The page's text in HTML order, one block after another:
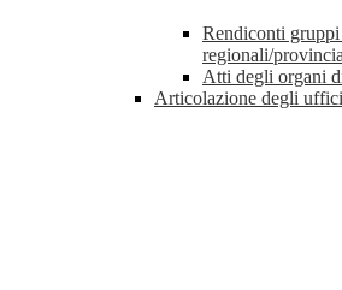
Rendiconti
regionali/
Atti degli organi
Articolazione degli uffici